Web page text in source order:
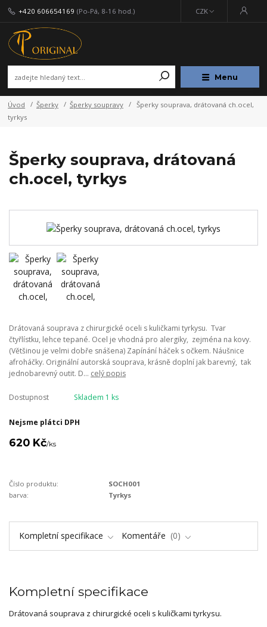
Menu
CZK
+420 606654169 (Po-Pá, 8-16 hod.)
Úvod Šperky Šperky soupravy
Šperky souprava, drátovaná ch.ocel,
tyrkys
Šperky souprava, drátovaná
ch.ocel, tyrkys
Drátovaná souprava z chirurgické oceli s kuličkami tyrkysu. Tvar
čtyřlístku, lehce tepané. Ocel je vhodná pro alergiky, zejména na kovy.
(Většinou je velmi dobře snášena) Zapínání háček s očkem. Náušnice
afroháčky. Originální autorská souprava, krásně doplní jak barevný, tak
jednobarevný outit. D... celý popis
Dostupnost Skladem 1 ks
Nejsme plátci DPH
620 Kč/ks
Číslo produktu:
SOCH001
barva:
Tyrkys
Kompletní specifikace Komentáře 0
Kompletní specifikace
Drátovaná souprava z chirurgické oceli s kuličkami tyrkysu.